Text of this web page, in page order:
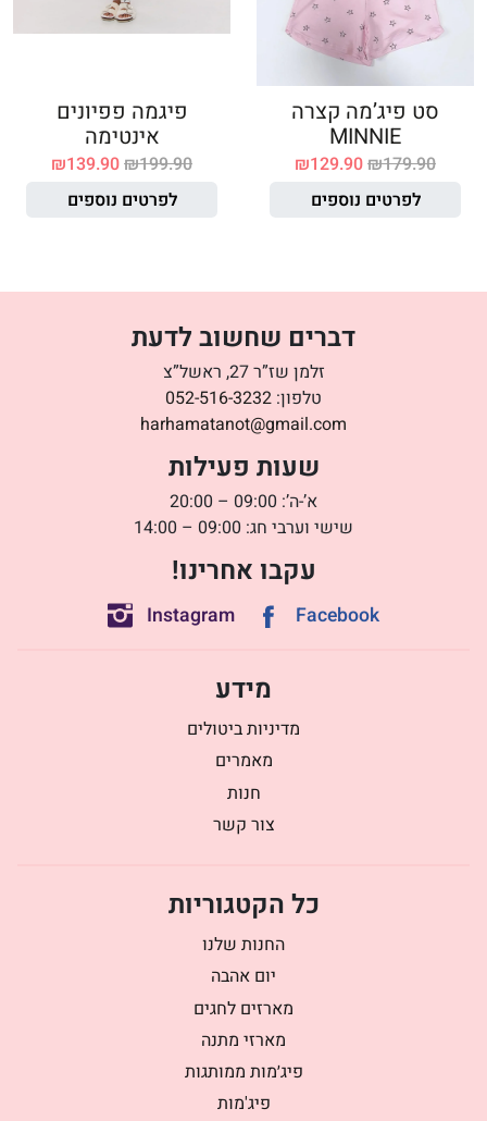
סט פיג’מה קצרה
MINNIE
₪179.90
₪129.90
לפרטים נוספים
פיגמה פפיונים
אינטימה
₪199.90
₪139.90
לפרטים נוספים
דברים שחשוב לדעת
זלמן שז”ר 27, ראשל”צ
טלפון: 052-516-3232
harhamatanot@gmail.com
שעות פעילות
א’-ה’: 09:00 – 20:00
שישי וערבי חג: 09:00 – 14:00
עקבו אחרינו!
Facebook
Instagram
מידע
מדיניות ביטולים
מאמרים
חנות
צור קשר
כל הקטגוריות
החנות שלנו
יום אהבה
מארזים לחגים
מארזי מתנה
פיג׳מות ממותגות
פיג'מות